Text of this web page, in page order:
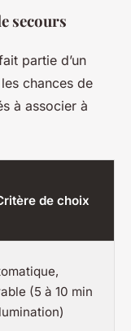
secours
partie d’un
chances de
à associer à
de choix
(5 à 10 min